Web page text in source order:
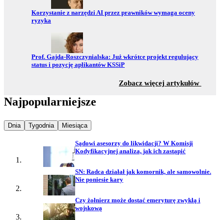
Przejdź do:
Korzystanie z narzędzi AI przez prawników wymaga oceny
ryzyka
Przejdź do:
Prof. Gajda-Roszczynialska: Już wkrótce projekt regulujący
status i pozycję aplikantów KSSiP
Zobacz więcej artykułów
Najpopularniejsze
Najpopularniejsze wiadomości z
Dnia Najpopularniejsze wiadomości z
Tygodnia Najpopularniejsze wiadomości z
Miesiąca
Sądowi asesorzy do likwidacji? W Komisji
Kodyfikacyjnej analiza, jak ich zastąpić
SN: Radca działał jak komornik, ale samowolnie.
Nie poniesie kary
Czy żołnierz może dostać emeryturę zwykłą i
wojskową